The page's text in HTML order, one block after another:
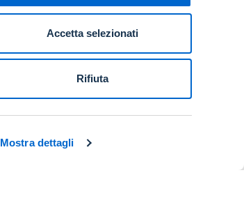
Mostra dettagli
Accetta selezionati
Rifiuta